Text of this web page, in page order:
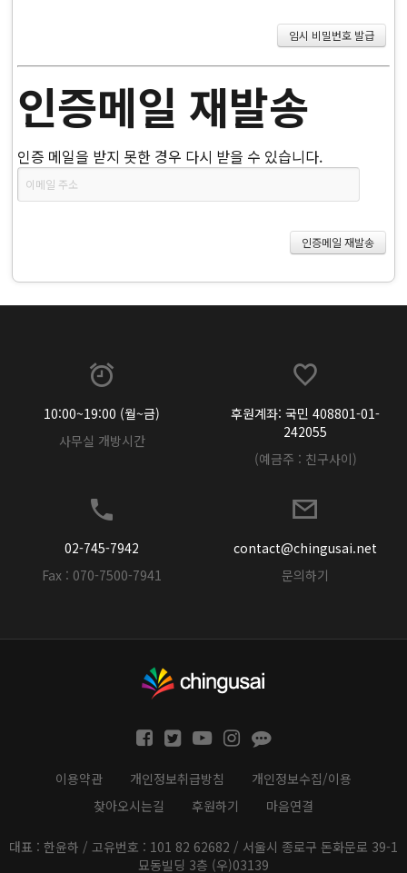
인증메일 재발송
인증 메일을 받지 못한 경우 다시 받을 수 있습니다.
10:00~19:00 (월~금)
사무실 개방시간
후원계좌: 국민 408801-01-
242055
(예금주 : 친구사이)
02-745-7942
Fax : 070-7500-7941
contact@chingusai.net
문의하기
이용약관 개인정보취급방침
개인정보수집/이용
찾아오시는길
후원하기 마음연결
대표 : 한윤하 / 고유번호 : 101 82 62682 / 서울시 종로구 돈화문로 39-1
묘동빌딩 3층 (우)03139